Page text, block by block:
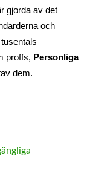
gjorda av det
och
proffs, Personliga
dem.